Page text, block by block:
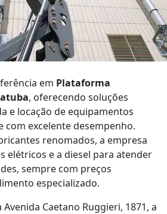
em Plataforma
, oferecendo soluções
e locação de equipamentos
com excelente desempenho.
renomados, a empresa
elétricos e a diesel para atender
sempre com preços
especializado.
Caetano Ruggieri, 1871, a